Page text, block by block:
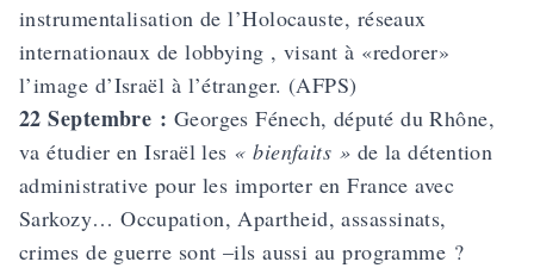
instrumentalisation de l’Holocauste, réseaux
internationaux de lobbying , visant à «redorer»
l’image d’Israël à l’étranger. (AFPS)
22 Septembre : Georges Fénech, député du Rhône,
va étudier en Israël les « bienfaits » de la détention
administrative pour les importer en France avec
Sarkozy…Occupation, Apartheid, assassinats,
crimes de guerre sont –ils aussi au programme ?